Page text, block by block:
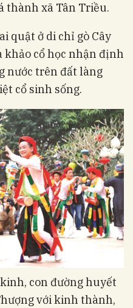
thành xã Tân Triều.
quật ở di chỉ gò Cây
khảo cổ học nhận định
nước trên đất làng
cổ sinh sống.
con đường huyết
với kinh thành,